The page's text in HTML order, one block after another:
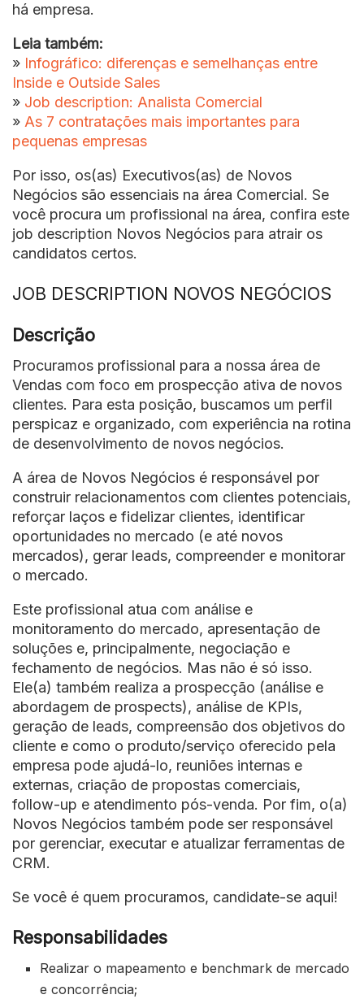
há empresa.
Leia também:
» Infográfico: diferenças e semelhanças entre
Inside e Outside Sales
» Job description: Analista Comercial
» As 7 contratações mais importantes para
pequenas empresas
Por isso, os(as) Executivos(as) de Novos
Negócios são essenciais na área Comercial. Se
você procura um profissional na área, confira este
job description Novos Negócios para atrair os
candidatos certos.
JOB DESCRIPTION NOVOS NEGÓCIOS
Descrição
​Procuramos profissional para a nossa área de
Vendas com foco em prospecção ativa de novos
clientes. Para esta posição, buscamos um perfil
perspicaz e organizado, com experiência na rotina
de desenvolvimento de novos negócios.
A área de Novos Negócios é responsável por
construir relacionamentos com clientes potenciais,
reforçar laços e fidelizar clientes, identificar
oportunidades no mercado (e até novos
mercados), gerar leads, compreender e monitorar
o mercado.
Este profissional atua com análise e
monitoramento do mercado, apresentação de
soluções e, principalmente, negociação e
fechamento de negócios. Mas não é só isso.
Ele(a) também realiza a prospecção (análise e
abordagem de prospects), análise de KPIs,
geração de leads, compreensão dos objetivos do
cliente e como o produto/serviço oferecido pela
empresa pode ajudá-lo, reuniões internas e
externas, criação de propostas comerciais,
follow-up e atendimento pós-venda. Por fim, o(a)
Novos Negócios também pode ser responsável
por gerenciar, executar e atualizar ferramentas de
CRM.
Se você é quem procuramos, candidate-se aqui!
Responsabilidades
Realizar o mapeamento e benchmark de mercado
e concorrência;